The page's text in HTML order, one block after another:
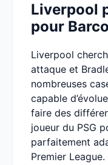
Liverpool
pour
Liverpool
attaque et
nombreuses
capable
faire des
joueur du PSG
parfaitement
Premier League.